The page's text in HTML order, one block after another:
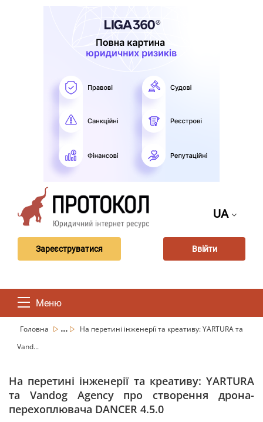
UA
Зареєструватися Ввійти
Меню
Головна ...
На перетині інженерії та креативу: YARTURA та
Vand...
На перетині інженерії та креативу: YARTURA
та Vandog Agency про створення дрона-
перехоплювача DANCER 4.5.0